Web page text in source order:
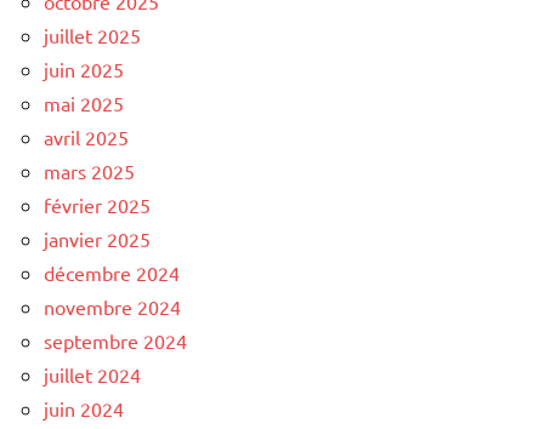
juillet 2025
juin 2025
mai 2025
avril 2025
mars 2025
février 2025
janvier 2025
décembre 2024
novembre 2024
septembre 2024
juillet 2024
juin 2024